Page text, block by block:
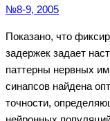
№8-9, 2005
Показано, что
задержек задает
паттерны нервных
синапсов найдена
точности,